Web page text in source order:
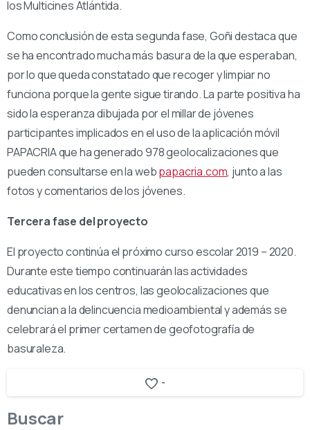
los Multicines Atlántida.
Como conclusión de esta segunda fase, Goñi destaca que
se ha encontrado mucha más basura de la que esperaban,
por lo que queda constatado que recoger y limpiar no
funciona porque la gente sigue tirando. La parte positiva ha
sido la esperanza dibujada por el millar de jóvenes
participantes implicados en el uso de la aplicación móvil
PAPACRIA que ha generado 978 geolocalizaciones que
pueden consultarse en la webpapacria.com, junto a las
fotos y comentarios de los jóvenes.
Tercera fase del proyecto
El proyecto continúa el próximo curso escolar 2019 – 2020.
Durante este tiempo continuarán las actividades
educativas en los centros, las geolocalizaciones que
denuncian a la delincuencia medioambiental y además se
celebrará el primer certamen de geofotografía de
basuraleza.
-
Buscar